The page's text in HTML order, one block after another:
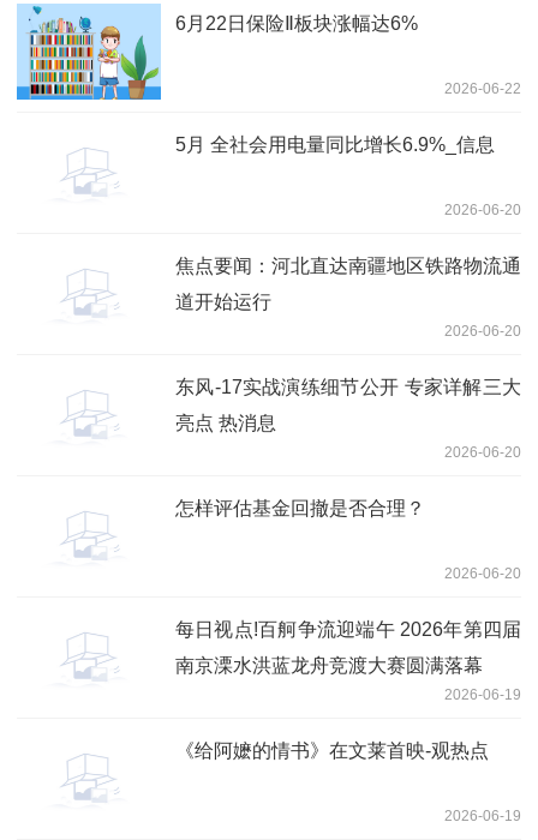
6月22日保险Ⅱ板块涨幅达6%
2026-06-22
5月 全社会用电量同比增长6.9%_信息
2026-06-20
焦点要闻：河北直达南疆地区铁路物流通
道开始运行
2026-06-20
东风-17实战演练细节公开 专家详解三大
亮点 热消息
2026-06-20
怎样评估基金回撤是否合理？
2026-06-20
每日视点!百舸争流迎端午 2026年第四届
南京溧水洪蓝龙舟竞渡大赛圆满落幕
2026-06-19
《给阿嬷的情书》在文莱首映-观热点
2026-06-19